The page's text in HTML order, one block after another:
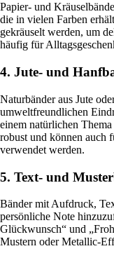
Papier- und
die in vielen Farben
gekräuselt werden, um
häufig für
4. Jute- und
Naturbänder aus Jute
umweltfreundlichen
einem natürlichen
robust und können auch
verwendet werden.
5. Text- und
Bänder mit Aufdruck,
persönliche Note
Glückwunsch“ und
Mustern oder Metallic-